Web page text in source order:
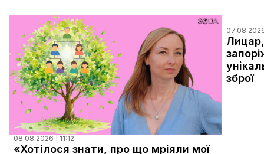
08.08.2026 | 11:12
«Хотілося знати, про що мріяли мої
зброї